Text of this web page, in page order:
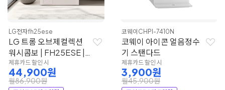
LG전자fh25ese
LG 트롬 오브제컬렉션
워시콤보 | FH25ESE |
LG전자
제휴카드 할인 시
44,900원
월86,900원
코웨이 CHPI-7410N
코웨이 아이콘 얼음정수
기 스탠다드
제휴카드 할인 시
3,900원
월45,900원